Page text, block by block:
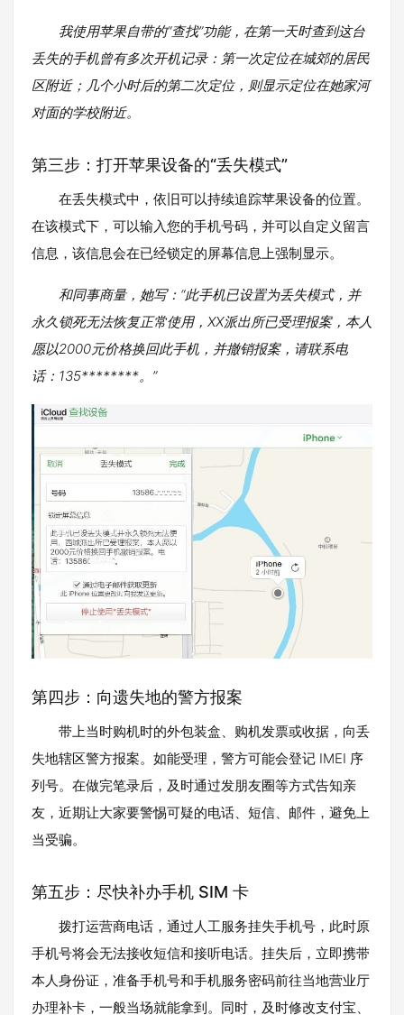
我使用苹果自带的“查找”功能，在第一天时查到这台
丢失的手机曾有多次开机记录：第一次定位在城郊的居民
区附近；几个小时后的第二次定位，则显示定位在她家河
对面的学校附近。
第三步：打开苹果设备的“丢失模式”
在丢失模式中，依旧可以持续追踪苹果设备的位置。
在该模式下，可以输入您的手机号码，并可以自定义留言
信息，该信息会在已经锁定的屏幕信息上强制显示。
和同事商量，她写：“此手机已设置为丢失模式，并
永久锁死无法恢复正常使用，XX派出所已受理报案，本人
愿以2000元价格换回此手机，并撤销报案，请联系电
话：135********。”
第四步：向遗失地的警方报案
带上当时购机时的外包装盒、购机发票或收据，向丢
失地辖区警方报案。如能受理，警方可能会登记 IMEI 序
列号。在做完笔录后，及时通过发朋友圈等方式告知亲
友，近期让大家要警惕可疑的电话、短信、邮件，避免上
当受骗。
第五步：尽快补办手机 SIM 卡
拨打运营商电话，通过人工服务挂失手机号，此时原
手机号将会无法接收短信和接听电话。挂失后，立即携带
本人身份证，准备手机号和手机服务密码前往当地营业厅
办理补卡，一般当场就能拿到。同时，及时修改支付宝、